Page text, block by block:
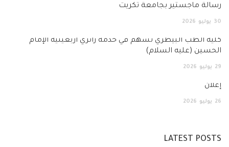
رسالة ماجستير بجامعة تكريت
30 يوليو 2026
كلية الطب البيطري تسهم في خدمة زائري أربعينية الإمام
الحسين (عليه السلام)
29 يوليو 2026
إعلان
26 يوليو 2026
LATEST POSTS